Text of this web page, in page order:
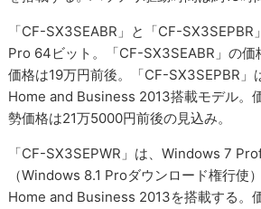
「CF-SX3SEABR」と「CF-
Pro 64ビット。「CF-SX3SEABR」の価
価格は19万円前後。「CF-SX3SEPBR
Home and Business 2013搭載モデル。
勢価格は21万5000円前後の見込み。
「CF-SX3SEPWR」は、Windows 7
（Windows 8.1 Proダウンロード権行
Home and Business 2013を搭載する。